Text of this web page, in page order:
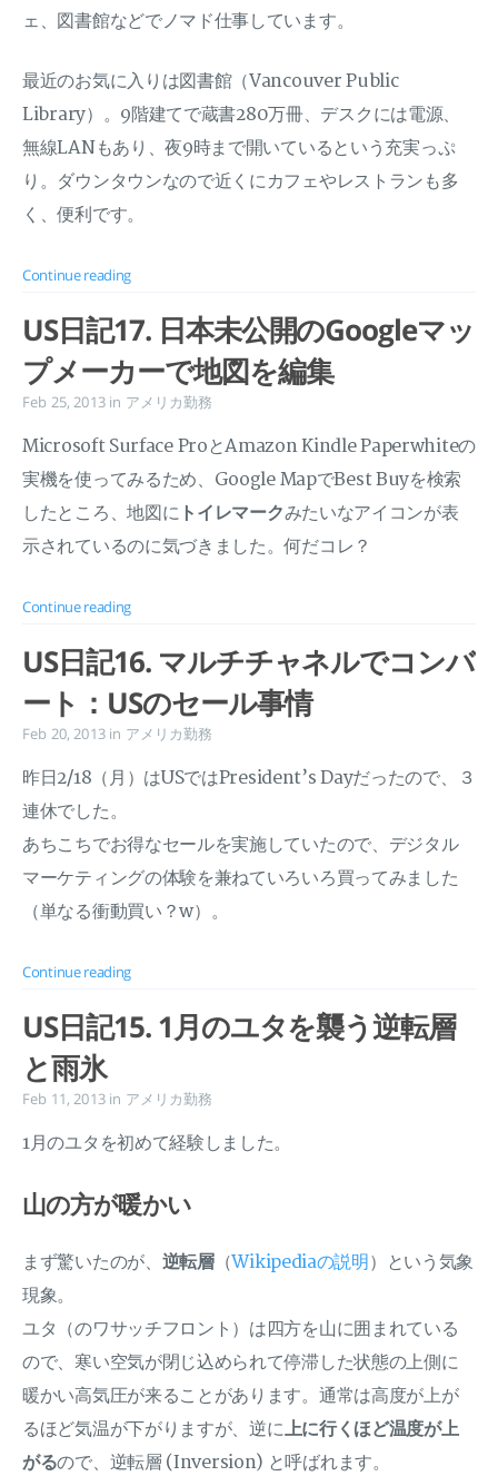
ェ、図書館などでノマド仕事しています。
最近のお気に入りは図書館（Vancouver Public
Library）。9階建てで蔵書280万冊、デスクには電源、
無線LANもあり、夜9時まで開いているという充実っぷ
り。ダウンタウンなので近くにカフェやレストランも多
く、便利です。
Continue reading
US日記17. 日本未公開のGoogleマッ
プメーカーで地図を編集
Feb 25, 2013 in アメリカ勤務
Microsoft Surface ProとAmazon Kindle Paperwhiteの
実機を使ってみるため、Google MapでBest Buyを検索
したところ、地図に トイレマークみたいなアイコンが表
示されているのに気づきました。何だコレ？
Continue reading
US日記16. マルチチャネルでコンバ
ート：USのセール事情
Feb 20, 2013 in アメリカ勤務
昨日2/18（月）はUSではPresident’s Dayだったので、３
連休でした。
あちこちでお得なセールを実施していたので、デジタル
マーケティングの体験を兼ねていろいろ買ってみました
（単なる衝動買い？w）。
Continue reading
US日記15. 1月のユタを襲う逆転層
と雨氷
Feb 11, 2013 in アメリカ勤務
1月のユタを初めて経験しました。
山の方が暖かい
まず驚いたのが、 逆転層（Wikipediaの説明 ）という気象
現象。
ユタ（のワサッチフロント）は四方を山に囲まれている
ので、寒い空気が閉じ込められて停滞した状態の上側に
暖かい高気圧が来ることがあります。通常は高度が上が
るほど気温が下がりますが、逆に上に行くほど温度が上
がるので、逆転層 (Inversion) と呼ばれます。